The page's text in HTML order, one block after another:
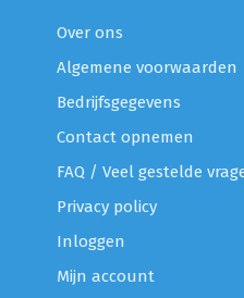
Over ons
Algemene voorwaarden
Bedrijfsgegevens
Contact opnemen
FAQ / Veel gestelde
Privacy policy
Inloggen
Mijn account